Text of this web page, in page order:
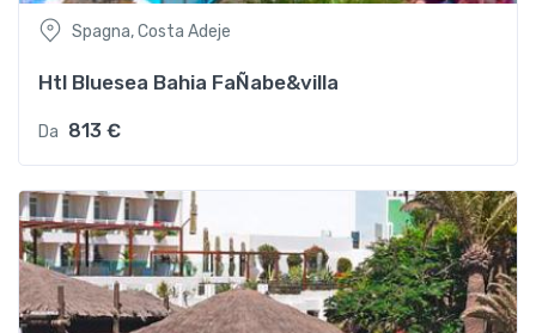
Spagna, Costa Adeje
Htl Bluesea Bahia FaÑabe&villa
Da 813 €